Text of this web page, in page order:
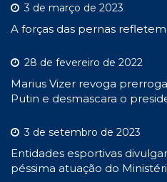
3 de março de 2023
A forças das pernas
28 de fevereiro de 2022
Marius Vizer revoga
Putin e desmascara o
3 de setembro de 2023
Entidades esportivas
péssima atuação do